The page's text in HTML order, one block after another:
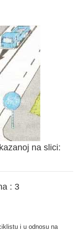
na slici:
: 3
i u odnosu na